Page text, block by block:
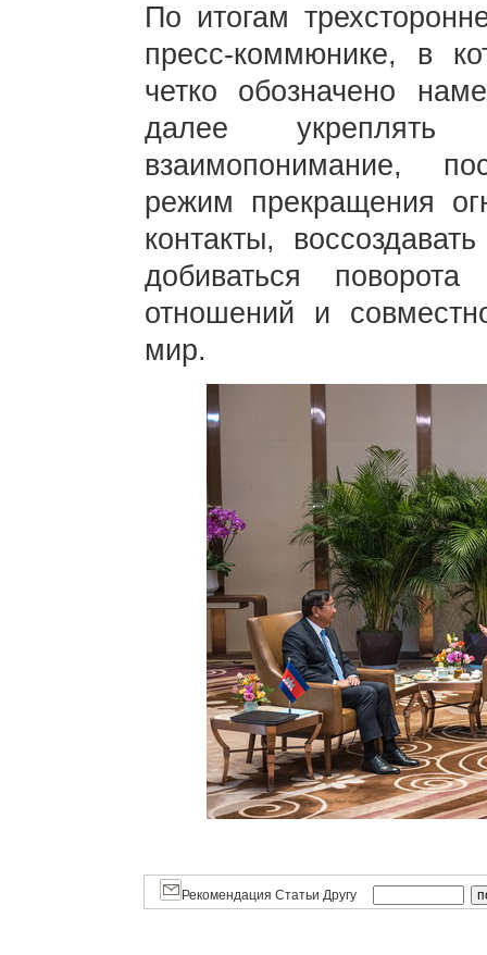
По итогам
пресс-коммюнике, в
четко обозначено
далее укреплять
взаимопонимание,
режим прекращения
контакты,
добиваться
отношений и
мир.
Рекомендация Статьи Другу